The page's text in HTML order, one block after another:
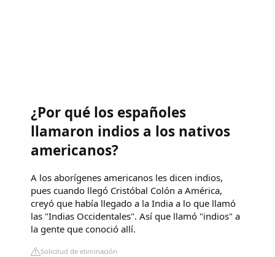
¿Por qué los españoles
llamaron indios a los nativos
americanos?
A los aborígenes americanos les dicen indios,
pues cuando llegó Cristóbal Colón a América,
creyó que había llegado a la India a lo que llamó
las "Indias Occidentales". Así que llamó "indios" a
la gente que conoció allí.
Solicitud de eliminación